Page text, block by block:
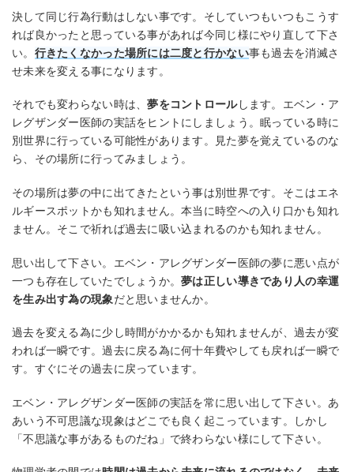
決して同じ行為行動はしない事です。そしていつもいつもこうす
れば良かったと思っている事があれば今同じ様にやり直して下さ
い。 行きたくなかった場所には二度と行かない事も過去を消滅さ
せ未来を変える事になります。
それでも変わらない時は、夢をコントロールします。エベン・ア
レグザンダー医師の実話をヒントにしましょう。眠っている時に
別世界に行っている可能性があります。見た夢を覚えているのな
ら、その場所に行ってみましょう。
その場所は夢の中に出てきたという事は別世界です。そこはエネ
ルギースポットかも知れません。本当に時空への入り口かも知れ
ません。そこで祈れば過去に吸い込まれるのかも知れません。
思い出して下さい。エベン・アレグザンダー医師の夢に悪い点が
一つも存在していたでしょうか。夢は正しい導きであり人の幸運
を生み出す為の現象だと思いませんか。
過去を変える為に少し時間がかかるかも知れませんが、過去が変
われば一瞬です。過去に戻る為に何十年費やしても戻れば一瞬で
す。すぐにその過去に戻っています。
エベン・アレグザンダー医師の実話を常に思い出して下さい。あ
あいう不可思議な現象はどこでも良く起こっています。しかし
「不思議な事があるものだね」で終わらない様にして下さい。